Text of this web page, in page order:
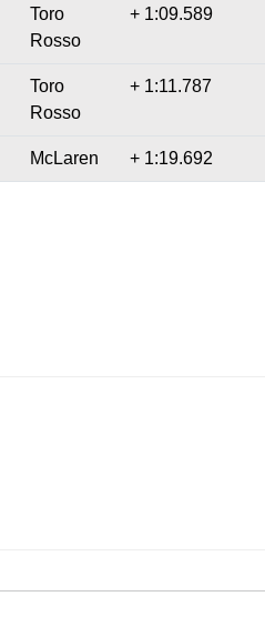
Toro
Rosso
+ 1:09.589
Toro
Rosso
+ 1:11.787
McLaren + 1:19.692